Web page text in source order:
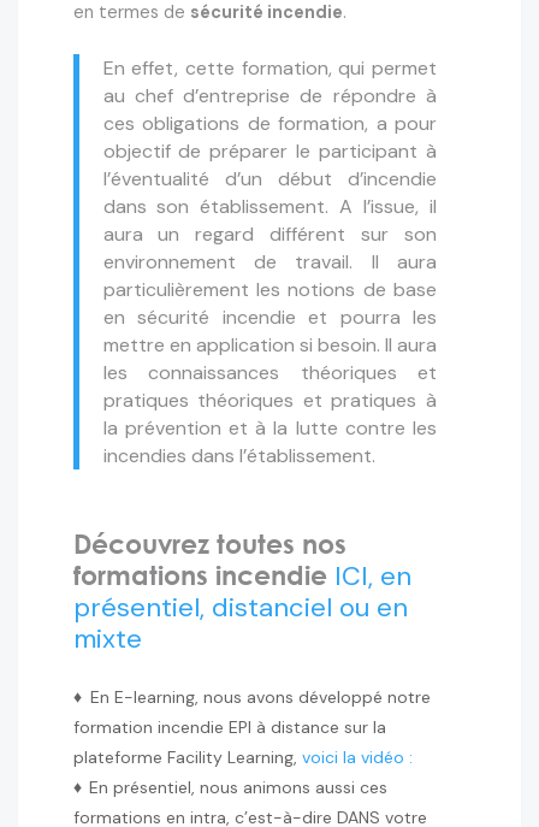
en termes de sécurité incendie.
En effet, cette formation, qui permet
au chef d’entreprise de répondre à
ces obligations de formation, a pour
objectif de préparer le participant à
l’éventualité d’un début d’incendie
dans son établissement. A l’issue, il
aura un regard différent sur son
environnement de travail. Il aura
particulièrement les notions de base
en sécurité incendie et pourra les
mettre en application si besoin. Il aura
les connaissances théoriques et
pratiques théoriques et pratiques à
la prévention et à la lutte contre les
incendies dans l’établissement.
Découvrez toutes nos
formations incendie ICI, en
présentiel, distanciel ou en
mixte
♦ En E-learning, nous avons développé notre
formation incendie EPI à distance sur la
plateforme Facility Learning, voici la vidéo :
♦ En présentiel, nous animons aussi ces
formations en intra, c’est-à-dire DANS votre